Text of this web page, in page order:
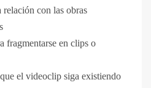
con las obras
fragmentarse en clips o
el videoclip siga existiendo